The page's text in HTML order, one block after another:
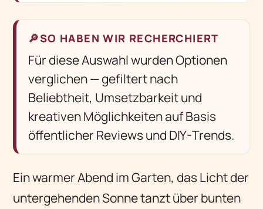
🔎SO HABEN WIR RECHERCHIERT
Für diese Auswahl wurden Optionen
verglichen — gefiltert nach
Beliebtheit, Umsetzbarkeit und
kreativen Möglichkeiten auf Basis
öffentlicher Reviews und DIY-Trends.
Ein warmer Abend im Garten, das Licht der
untergehenden Sonne tanzt über bunten